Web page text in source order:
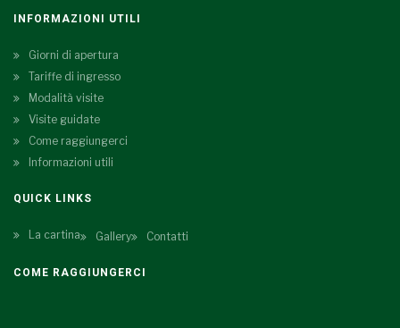
INFORMAZIONI UTILI
Giorni di apertura
Tariffe di ingresso
Modalità visite
Visite guidate
Come raggiungerci
Informazioni utili
QUICK LINKS
La cartina Gallery Contatti
COME RAGGIUNGERCI